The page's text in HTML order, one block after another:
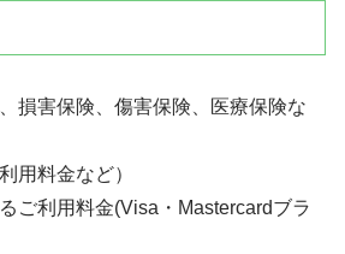
損害保険、傷害保険、医療保険な
用料金など）
ご利用料金(Visa・Mastercardブラ